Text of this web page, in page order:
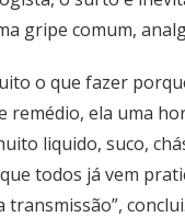
gripe comum,
o que fazer
remédio, ela uma
liquido, suco,
todos já vem
conclui.